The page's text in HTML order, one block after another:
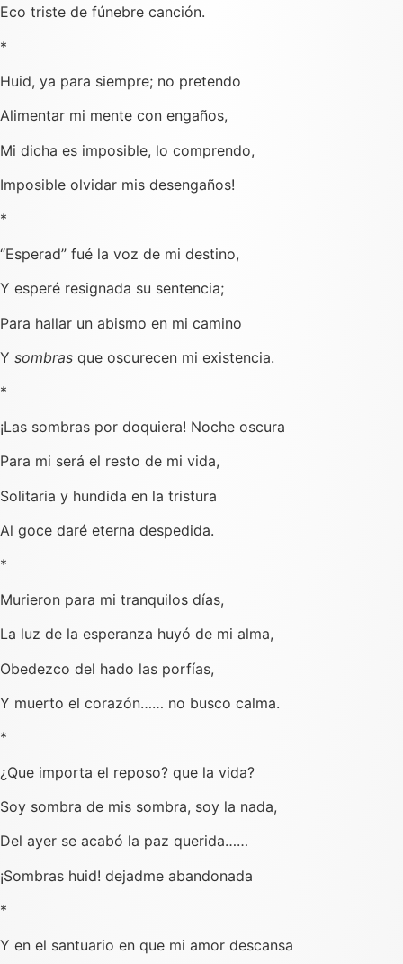
Eco triste de fúnebre canción.
*
Huid, ya para siempre; no pretendo
Alimentar mi mente con engaños,
Mi dicha es imposible, lo comprendo,
Imposible olvidar mis desengaños!
*
“Esperad” fué la voz de mi destino,
Y esperé resignada su sentencia;
Para hallar un abismo en mi camino
Y sombras que oscurecen mi existencia.
*
¡Las sombras por doquiera! Noche oscura
Para mi será el resto de mi vida,
Solitaria y hundida en la tristura
Al goce daré eterna despedida.
*
Murieron para mi tranquilos días,
La luz de la esperanza huyó de mi alma,
Obedezco del hado las porfías,
Y muerto el corazón…… no busco calma.
*
¿Que importa el reposo? que la vida?
Soy sombra de mis sombra, soy la nada,
Del ayer se acabó la paz querida……
¡Sombras huid! dejadme abandonada
*
Y en el santuario en que mi amor descansa